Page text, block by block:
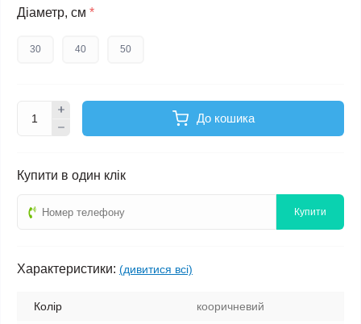
Діаметр, см *
30 40 50
До кошика
Купити в один клік
Купити
Характеристики: (дивитися всі)
Колір кооричневий